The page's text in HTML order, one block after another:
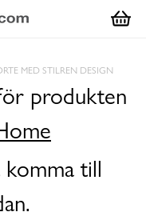
MED STILREN DESIGN
produkten
till